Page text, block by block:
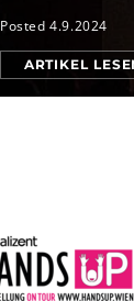
ARTIKEL
Posted 4.9.2024